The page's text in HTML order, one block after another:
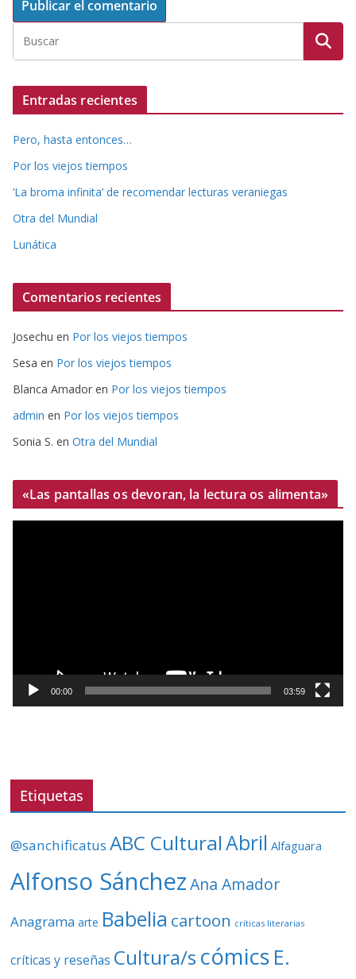
Entradas recientes
Pero, hasta entonces…
Por los viejos tiempos
‘La broma infinita’ de recomendar lecturas veraniegas
Otra del Mundial
Lunática
Comentarios recientes
Josechu en Por los viejos tiempos
Sesa en Por los viejos tiempos
Blanca Amador en Por los viejos tiempos
admin en Por los viejos tiempos
Sonia S. en Otra del Mundial
«Las pantallas os devoran, la lectura os alimenta»
o
í
e
00:00 03:59
Etiquetas
@sanchificatus ABC CulturalAbril Alfaguara
Alfonso Sánchez Ana Amador
Anagrama arte Babelia cartoon críticas literarias
críticas y reseñas Cultura/s cómics E.